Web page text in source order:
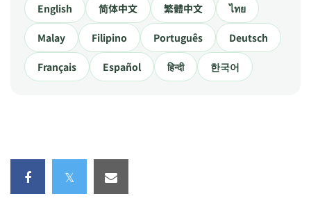
English 简体中文 繁體中文 ไทย
Malay Filipino Português Deutsch
Français Español हिन्दी 한국어